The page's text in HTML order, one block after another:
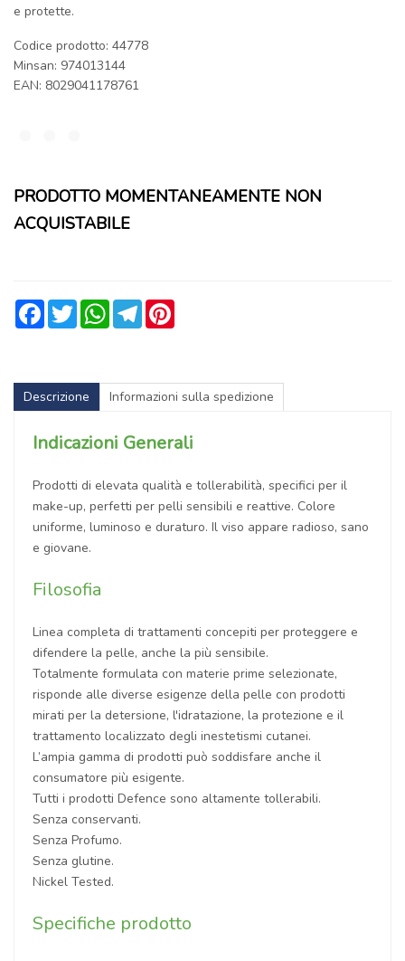
e protette.
Codice prodotto: 44778
Minsan: 974013144
EAN: 8029041178761
PRODOTTO MOMENTANEAMENTE NON
ACQUISTABILE
FacebookTwitter WhatsApp
Telegram
Descrizione Informazioni sulla spedizione
Indicazioni Generali
Prodotti di elevata qualità e tollerabilità, specifici per il
make-up, perfetti per pelli sensibili e reattive. Colore
uniforme, luminoso e duraturo. Il viso appare radioso, sano
e giovane.
Filosofia
Linea completa di trattamenti concepiti per proteggere e
difendere la pelle, anche la più sensibile.
Totalmente formulata con materie prime selezionate,
risponde alle diverse esigenze della pelle con prodotti
mirati per la detersione, l'idratazione, la protezione e il
trattamento localizzato degli inestetismi cutanei.
L’ampia gamma di prodotti può soddisfare anche il
consumatore più esigente.
Tutti i prodotti Defence sono altamente tollerabili.
Senza conservanti.
Senza Profumo.
Senza glutine.
Nickel Tested.
Specifiche prodotto